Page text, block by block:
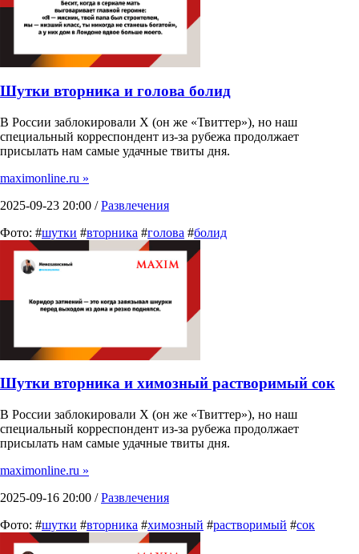
Шутки вторника и голова болид
В России заблокировали X (он же «Твиттер»), но наш
специальный корреспондент из-за рубежа продолжает
присылать нам самые удачные твиты дня.
maximonline.ru »
2025-09-23 20:00 /Развлечения
Фото: #шутки #вторника #голова #болид
Шутки вторника и химозный растворимый сок
В России заблокировали X (он же «Твиттер»), но наш
специальный корреспондент из-за рубежа продолжает
присылать нам самые удачные твиты дня.
maximonline.ru »
2025-09-16 20:00 /Развлечения
Фото: #шутки #вторника #химозный #растворимый #сок